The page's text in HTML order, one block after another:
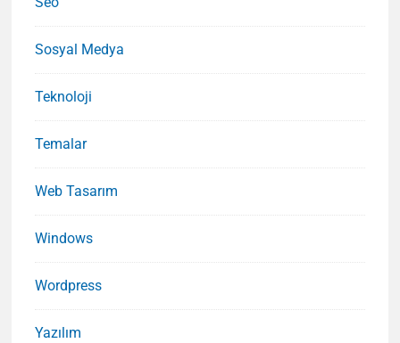
Sosyal Medya
Teknoloji
Temalar
Web Tasarım
Windows
Wordpress
Yazılım